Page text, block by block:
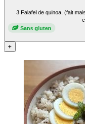
3 Falafel de quinoa, (fait
Sans gluten
+